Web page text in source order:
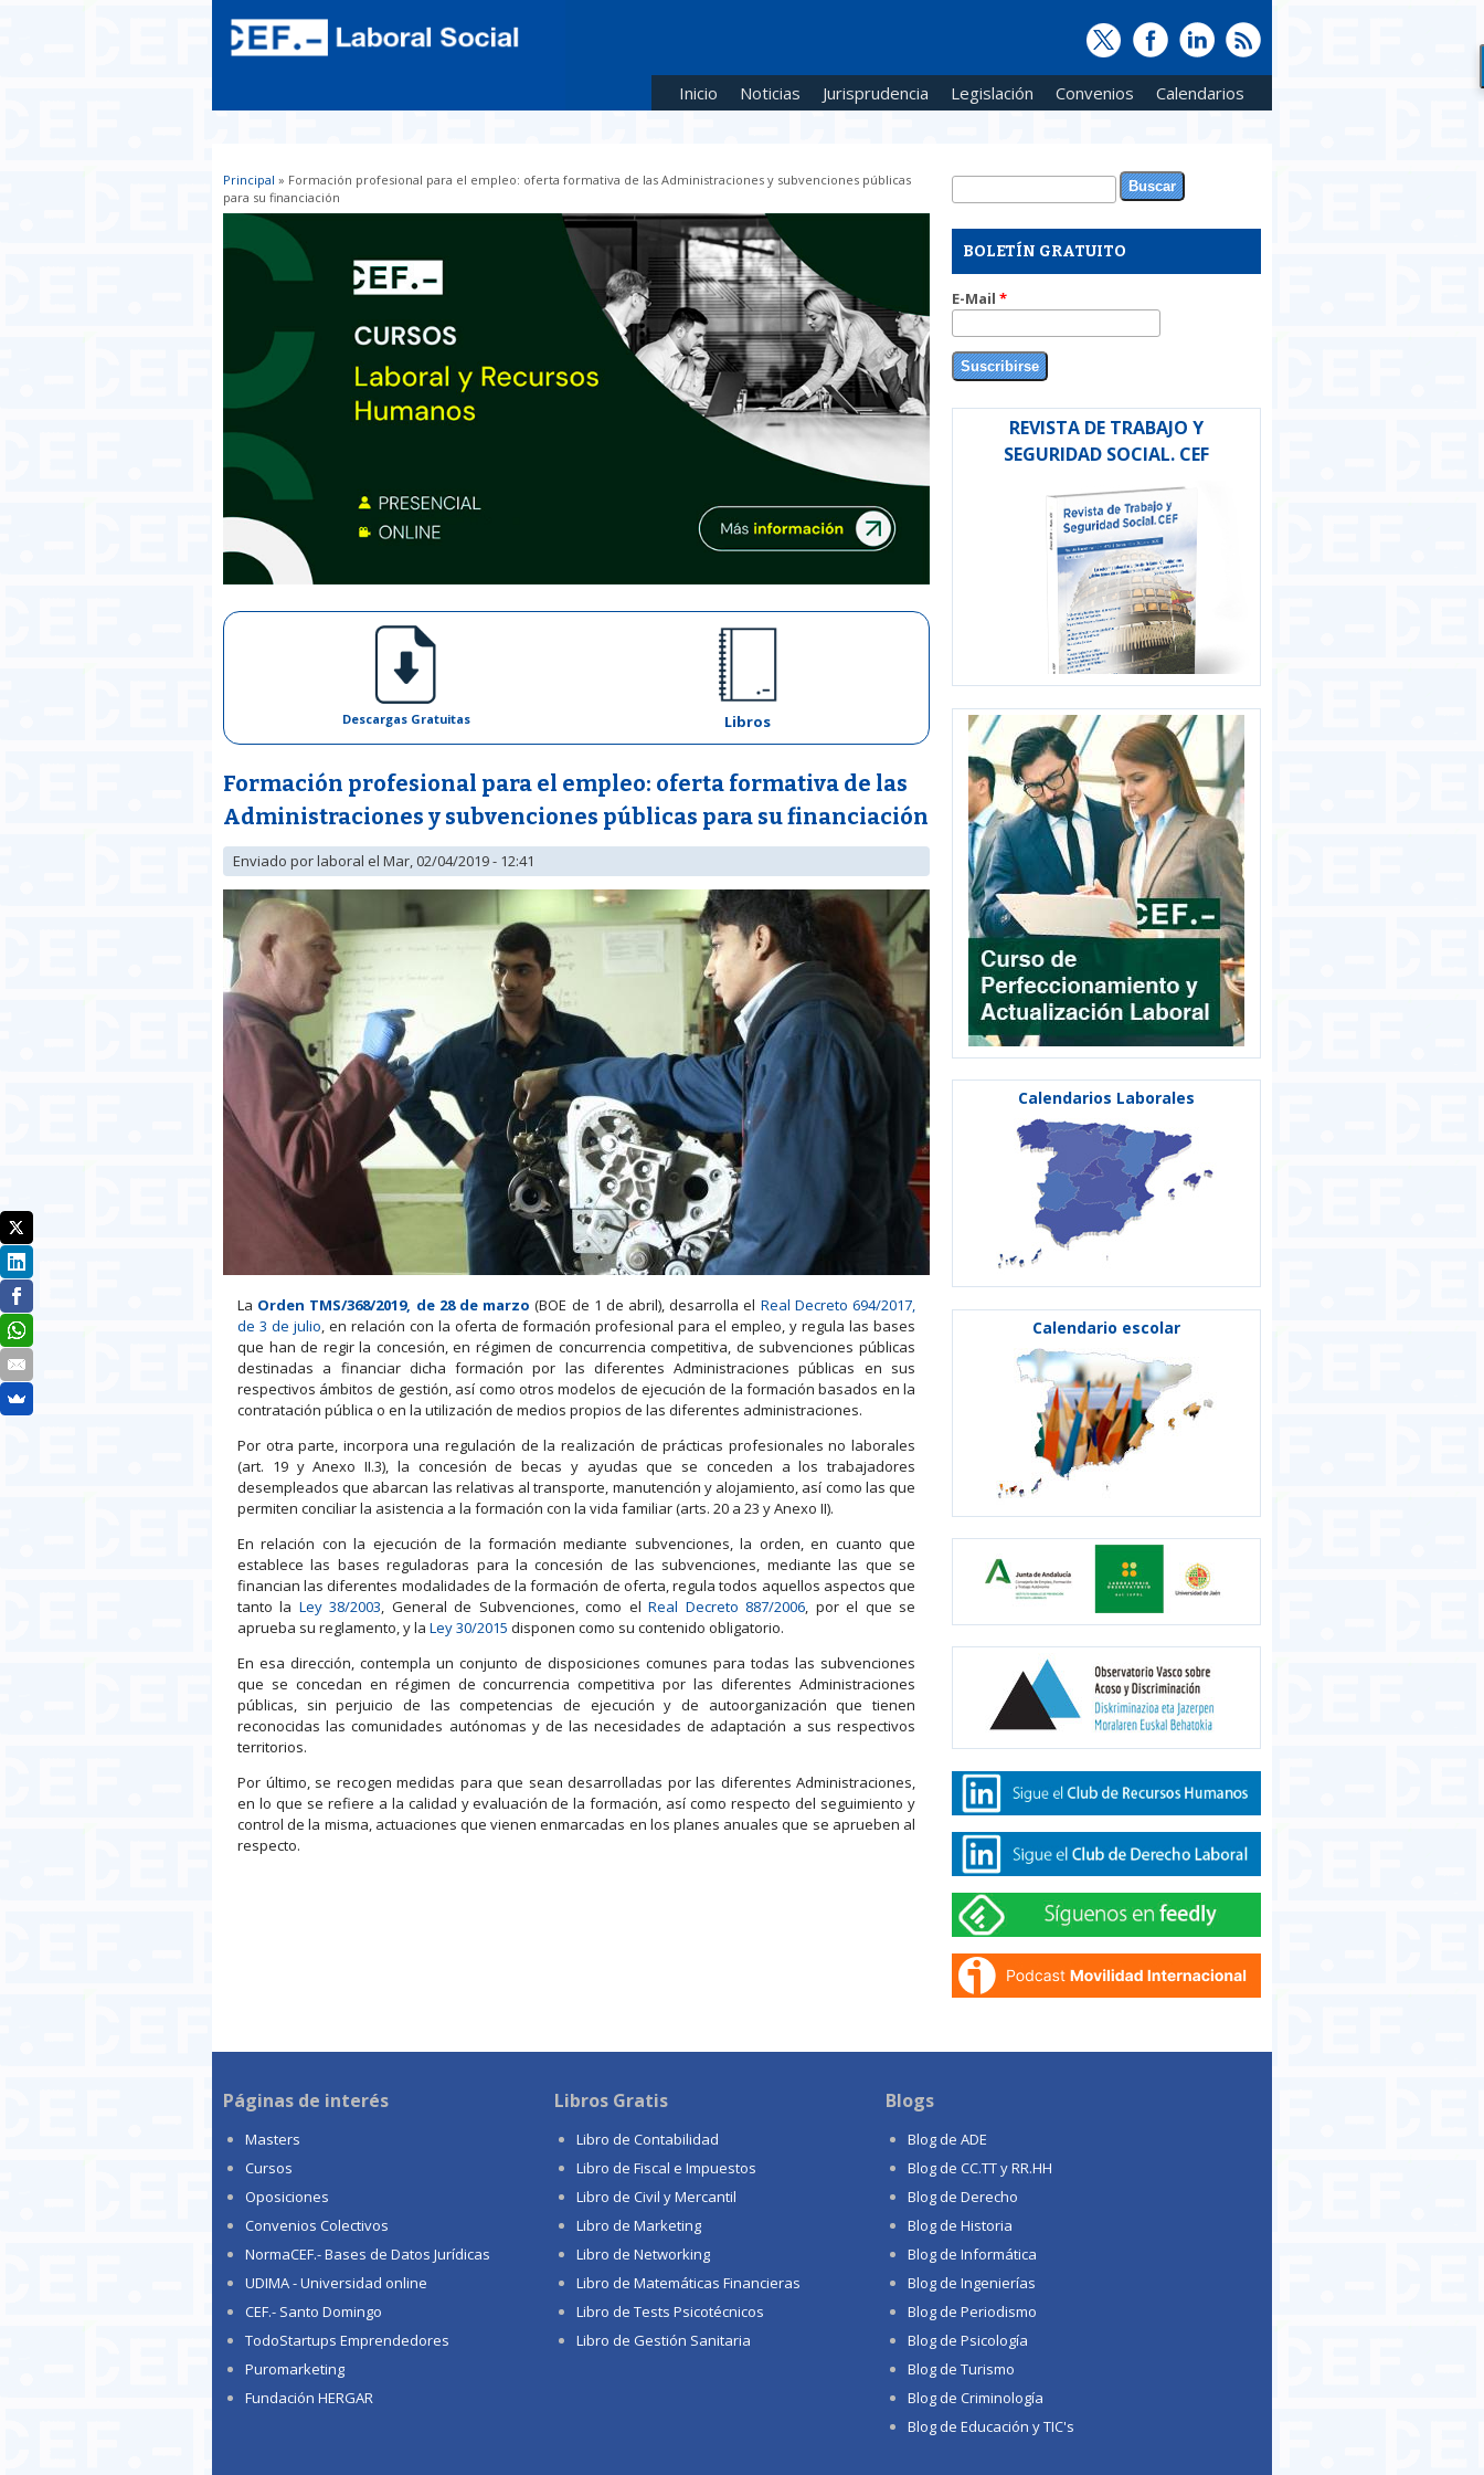
Inicio Noticias Jurisprudencia Legislación Convenios Calendarios
Usted está aquí
Principal » Formación profesional para el empleo: oferta formativa de las Administraciones y subvenciones públicas
para su financiación
Descargas Gratuitas Libros
Formación profesional para el empleo: oferta formativa de las
Administraciones y subvenciones públicas para su financiación
Enviado porlaboral el Mar, 02/04/2019 - 12:41
La Orden TMS/368/2019, de 28 de marzo (BOE de 1 de abril), desarrolla el Real Decreto 694/2017,
de 3 de julio , en relación con la oferta de formación profesional para el empleo, y regula las bases
que han de regir la concesión, en régimen de concurrencia competitiva, de subvenciones públicas
destinadas a financiar dicha formación por las diferentes Administraciones públicas en sus
respectivos ámbitos de gestión, así como otros modelos de ejecución de la formación basados en la
contratación pública o en la utilización de medios propios de las diferentes administraciones.
Por otra parte, incorpora una regulación de la realización de prácticas profesionales no laborales
(art. 19 y Anexo II.3), la concesión de becas y ayudas que se conceden a los trabajadores
desempleados que abarcan las relativas al transporte, manutención y alojamiento, así como las que
permiten conciliar la asistencia a la formación con la vida familiar(arts. 20 a 23 y Anexo II).
En relación con la ejecución de la formación mediante subvenciones, la orden, en cuanto que
establece las bases reguladoras para la concesión de las subvenciones, mediante las que se
financian las diferentes modalidades de la formación de oferta, regula todos aquellos aspectos que
tanto la Ley 38/2003 , General de Subvenciones, como elReal Decreto 887/2006 , por el que se
aprueba su reglamento, y la Ley 30/2015 disponen como su contenido obligatorio.
En esa dirección, contempla un conjunto de disposiciones comunes para todas las subvenciones
que se concedan en régimen de concurrencia competitiva por las diferentes Administraciones
públicas, sin perjuicio de las competencias de ejecución y de autoorganización que tienen
reconocidas las comunidades autónomas y de las necesidades de adaptación a sus respectivos
territorios.
Por último, se recogen medidas para que sean desarrolladas por las diferentes Administraciones,
en lo que se refiere a la calidad y evaluación de la formación, así como respecto del seguimiento y
control de la misma, actuaciones que vienen enmarcadas en los planes anuales que se aprueben al
respecto.
Formulario de búsqueda
Buscar
BOLETÍN GRATUITO
E-Mail *
REVISTA DE TRABAJO Y
SEGURIDAD SOCIAL. CEF
Calendarios Laborales
Calendario escolar
Páginas de interés
Masters
Cursos
Oposiciones
Convenios Colectivos
NormaCEF.- Bases de Datos Jurídicas
UDIMA - Universidad online
CEF.- Santo Domingo
TodoStartups Emprendedores
Puromarketing
Fundación HERGAR
Libros Gratis
Libro de Contabilidad
Libro de Fiscal e Impuestos
Libro de Civil y Mercantil
Libro de Marketing
Libro de Networking
Libro de Matemáticas Financieras
Libro de Tests Psicotécnicos
Libro de Gestión Sanitaria
Blogs
Blog de ADE
Blog de CC.TT y RR.HH
Blog de Derecho
Blog de Historia
Blog de Informática
Blog de Ingenierías
Blog de Periodismo
Blog de Psicología
Blog de Turismo
Blog de Criminología
Blog de Educación y TIC's